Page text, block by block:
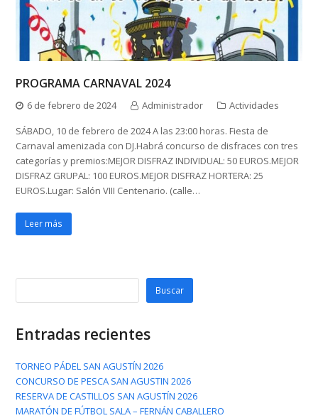
PROGRAMA CARNAVAL 2024
6 de febrero de 2024 Administrador
Actividades
SÁBADO, 10 de febrero de 2024 A las 23:00 horas. Fiesta de
Carnaval amenizada con DJ.Habrá concurso de disfraces con tres
categorías y premios:MEJOR DISFRAZ INDIVIDUAL: 50 EUROS.MEJOR
DISFRAZ GRUPAL: 100 EUROS.MEJOR DISFRAZ HORTERA: 25
EUROS.Lugar: Salón VIII Centenario. (calle…
Leer más
Buscar
Entradas recientes
TORNEO PÁDEL SAN AGUSTÍN 2026
CONCURSO DE PESCA SAN AGUSTIN 2026
RESERVA DE CASTILLOS SAN AGUSTÍN 2026
MARATÓN DE FÚTBOL SALA – FERNÁN CABALLERO